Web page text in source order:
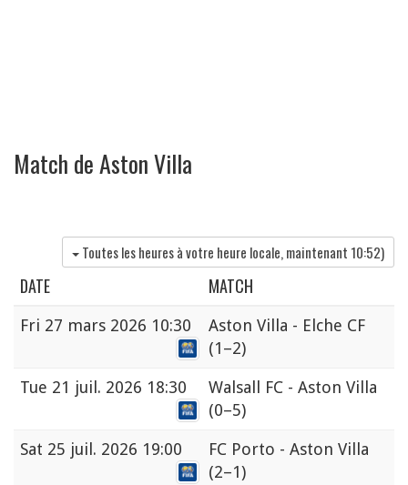
Match de Aston Villa
Toutes les heures à votre heure locale, maintenant 10:52)
DATE MATCH
Fri 27 mars 2026 10:30
Aston Villa - Elche CF
(1–2)
Tue 21 juil. 2026 18:30
Walsall FC - Aston Villa
(0–5)
Sat 25 juil. 2026 19:00
FC Porto - Aston Villa
(2–1)